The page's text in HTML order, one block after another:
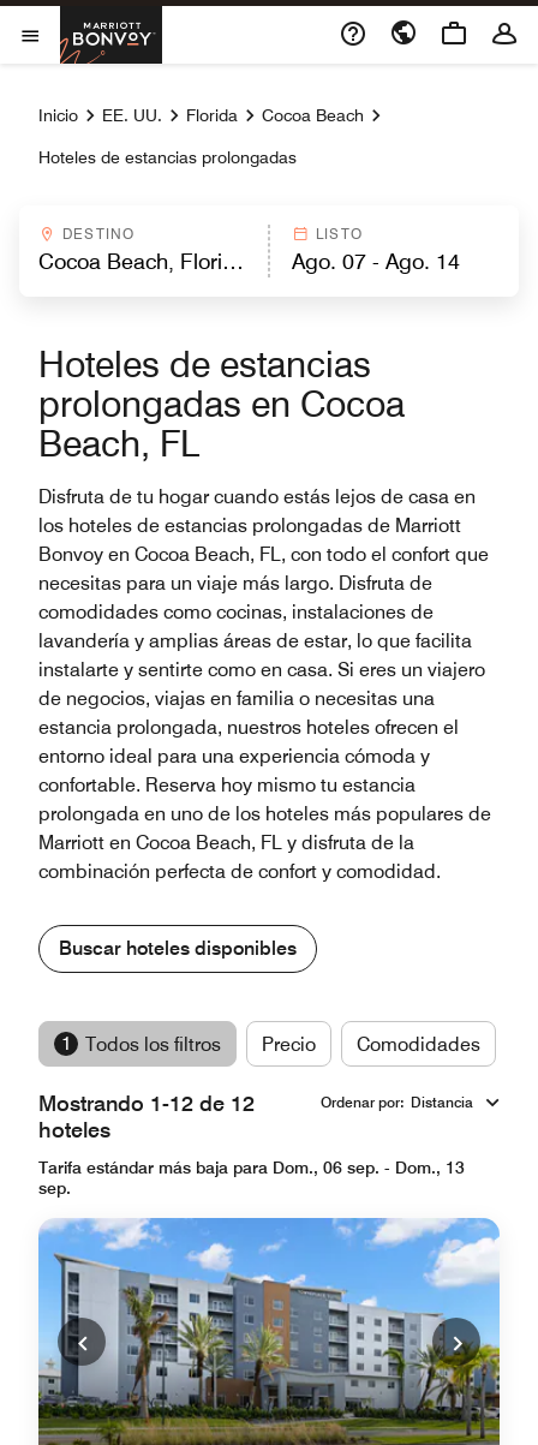
Skip to Content
Abrir el menú
Marriott Bonvoy
Inicio EE. UU. Florida Cocoa Beach
Hoteles de estancias prolongadas
DESTINO LISTO
Hoteles de estancias
prolongadas en Cocoa
Beach, FL
Disfruta de tu hogar cuando estás lejos de casa en
los hoteles de estancias prolongadas de Marriott
Bonvoy en Cocoa Beach, FL, con todo el confort que
necesitas para un viaje más largo. Disfruta de
comodidades como cocinas, instalaciones de
lavandería y amplias áreas de estar, lo que facilita
instalarte y sentirte como en casa. Si eres un viajero
de negocios, viajas en familia o necesitas una
estancia prolongada, nuestros hoteles ofrecen el
entorno ideal para una experiencia cómoda y
confortable. Reserva hoy mismo tu estancia
prolongada en uno de los hoteles más populares de
Marriott en Cocoa Beach, FL y disfruta de la
combinación perfecta de confort y comodidad.
Buscar hoteles disponibles
1 Todos los filtros Precio Comodidades
Mostrando 1-12 de 12
hoteles
Ordenar por: Distancia
Tarifa estándar más baja para Dom., 06 sep. - Dom., 13
sep.